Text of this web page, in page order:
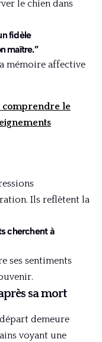
le chien dans
fidèle
maître.”
mémoire affective
comprendre le
Ils reflètent la
cherchent à
ses sentiments
sa mort
demeure
voyant une